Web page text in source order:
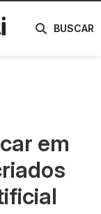
BUSCAR
em